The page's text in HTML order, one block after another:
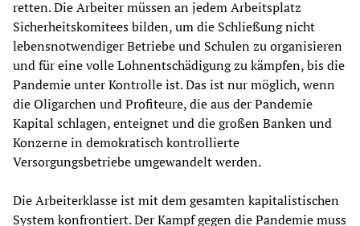
retten. Die Arbeiter müssen an jedem Arbeitsplatz
Sicherheitskomitees bilden, um die Schließung nicht
lebensnotwendiger Betriebe und Schulen zu organisieren
und für eine volle Lohnentschädigung zu kämpfen, bis die
Pandemie unter Kontrolle ist. Das ist nur möglich, wenn
die Oligarchen und Profiteure, die aus der Pandemie
Kapital schlagen, enteignet und die großen Banken und
Konzerne in demokratisch kontrollierte
Versorgungsbetriebe umgewandelt werden.
Die Arbeiterklasse ist mit dem gesamten kapitalistischen
System konfrontiert. Der Kampf gegen die Pandemie muss